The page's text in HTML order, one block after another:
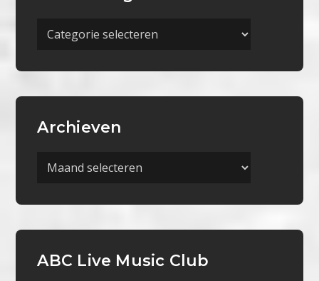
Meer
Archieven
Archieven
ABC Live Music Club